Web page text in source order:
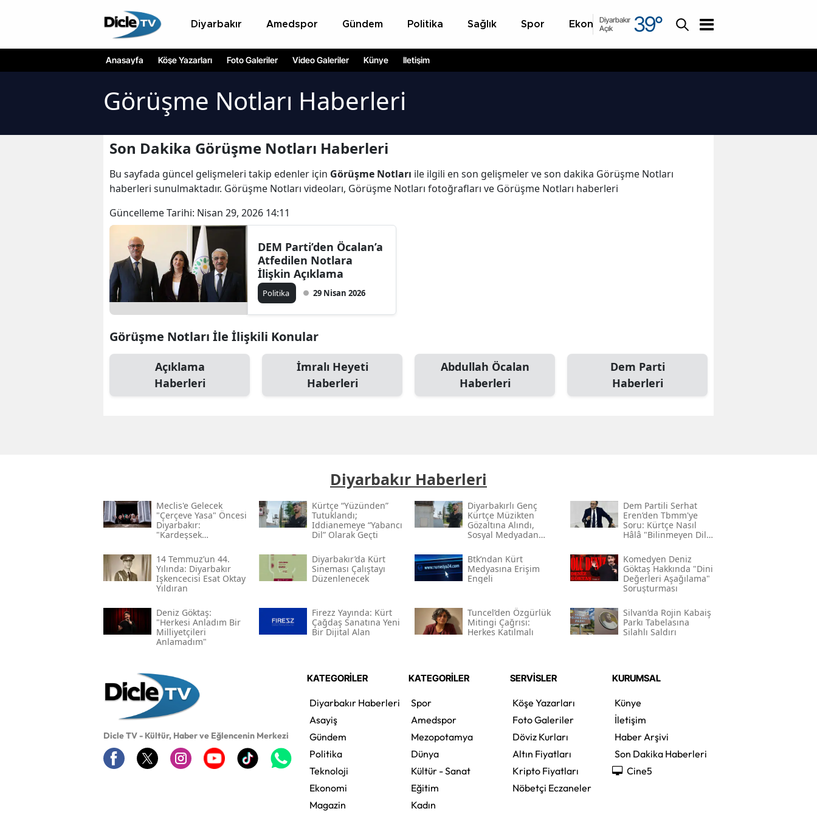
Diyarbakır Amedspor Gündem Politika Sağlık Spor Ekonomi Asayiş
Diyarbakır
Açık
39°
Anasayfa Köşe Yazarları Foto Galeriler Video Galeriler Künye İletişim
Görüşme Notları Haberleri
Son Dakika Görüşme Notları Haberleri
Bu sayfada güncel gelişmeleri takip edenler için Görüşme Notları ile ilgili en son gelişmeler ve son dakika Görüşme Notları
haberleri sunulmaktadır. Görüşme Notları videoları, Görüşme Notları fotoğrafları ve Görüşme Notları haberleri
Güncelleme Tarihi: Nisan 29, 2026 14:11
DEM Parti’den Öcalan’a
Atfedilen Notlara
İlişkin Açıklama
Politika 29 Nisan 2026
Görüşme Notları İle İlişkili Konular
Açıklama
Haberleri
İmralı Heyeti
Haberleri
Abdullah Öcalan
Haberleri
Dem Parti
Haberleri
Diyarbakır Haberleri
Meclis'e Gelecek
"çerçeve Yasa" Öncesi
Diyarbakır:
"kardeşsek
Kürtçe “yüzünden”
Tutuklandı;
Iddianemeye “yabancı
Dil” Olarak Geçti
Diyarbakırlı Genç
Kürtçe Müzikten
Gözaltına Alındı,
Sosyal Medyadan
Dem Partili Serhat
Eren’den Tbmm'ye
Soru: Kürtçe Nasıl
Hâlâ "bilinmeyen Dil"
Gerekçesi Nedir?"
14 Temmuz’un 44.
Yılında: Diyarbakır
Işkencecisi Esat Oktay
Yıldıran
Diyarbakır’da Kürt
Sineması Çalıştayı
Düzenlenecek
Btk’ndan Kürt
Medyasına Erişim
Engeli
Komedyen Deniz
Göktaş Hakkında "dini
Değerleri Aşağılama"
Soruşturması
Deniz Göktaş:
"herkesi Anladım Bir
Milliyetçileri
Anlamadım"
Firezz Yayında: Kürt
Çağdaş Sanatına Yeni
Bir Dijital Alan
Tuncel’den Özgürlük
Mitingi Çağrısı:
Herkes Katılmalı
Silvan’da Rojin Kabaiş
Parkı Tabelasına
Silahlı Saldırı
Dicle TV - Kültür, Haber ve Eğlencenin Merkezi
KATEGORİLER
Diyarbakır Haberleri
Asayiş
Gündem
Politika
Teknoloji
Ekonomi
Magazin
KATEGORİLER
Spor
Amedspor
Mezopotamya
Dünya
Kültür - Sanat
Eğitim
Kadın
SERVİSLER
Köşe Yazarları
Foto Galeriler
Döviz Kurları
Altın Fiyatları
Kripto Fiyatları
Nöbetçi Eczaneler
KURUMSAL
Künye
İletişim
Haber Arşivi
Son Dakika Haberleri
Cine5